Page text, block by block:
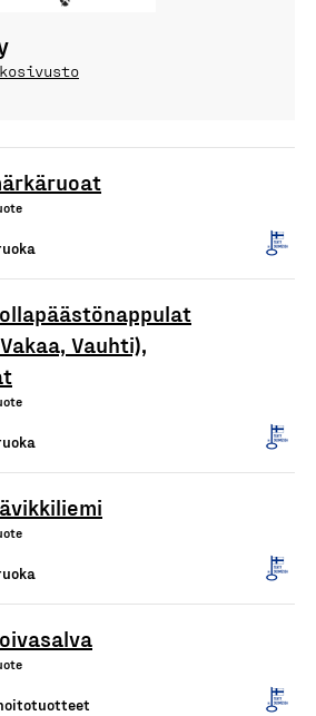
Vauhti),